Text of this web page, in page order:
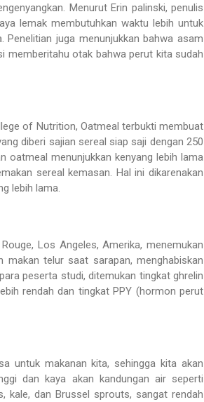
Menurut Erin palinski, penulis
lemak membutuhkan waktu lebih untuk
Penelitian juga menunjukkan bahwa asam
memberitahu otak bahwa perut kita sudah
of Nutrition, Oatmeal terbukti membuat
diberi sajian sereal siap saji dengan 250
oatmeal menunjukkan kenyang lebih lama
sereal kemasan. Hal ini dikarenakan
lebih lama.
Los Angeles, Amerika, menemukan
makan telur saat sarapan, menghabiskan
peserta studi, ditemukan tingkat ghrelin
rendah dan tingkat PPY (hormon perut
untuk makanan kita, sehingga kita akan
dan kaya akan kandungan air seperti
kale, dan Brussel sprouts, sangat rendah